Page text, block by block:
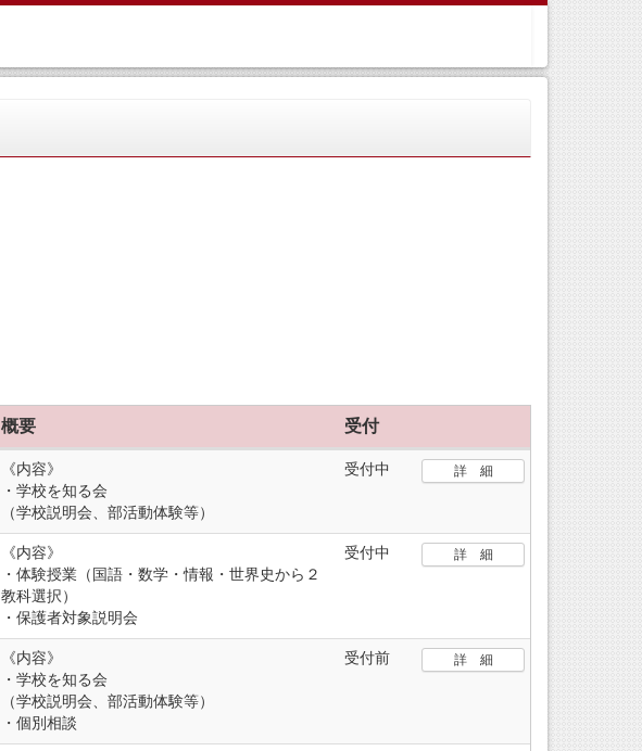
概要 受付
《内容》
・学校を知る会
（学校説明会、部活動体験等）
受付中 詳 細
《内容》
・体験授業（国語・数学・情報・世界史から２
教科選択）
・保護者対象説明会
受付中 詳 細
《内容》
・学校を知る会
（学校説明会、部活動体験等）
・個別相談
受付前 詳 細